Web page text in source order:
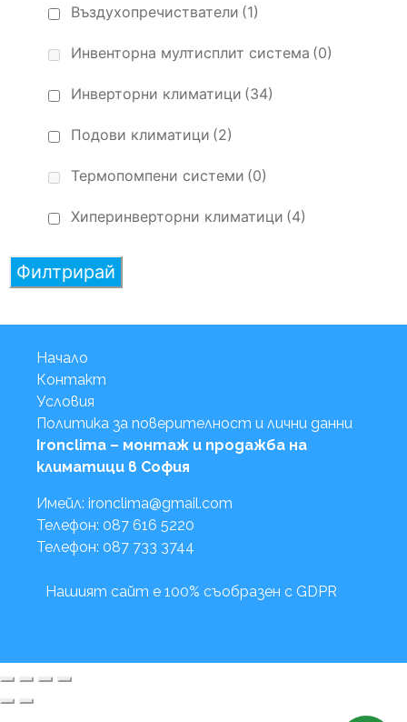
Въздухопречистватели (1)
Инвенторна мултисплит система (0)
Инверторни климатици (34)
Подови климатици (2)
Термопомпени системи (0)
Хиперинверторни климатици (4)
Филтрирай
Начало
Контакт
Условия
Политика за поверителност и лични данни
Ironclima – монтаж и продажба на
климатици в София
Имейл: ironclima@gmail.com
Телефон: 087 616 5220
Телефон: 087 733 3744
Нашият сайт е 100% съобразен с GDPR